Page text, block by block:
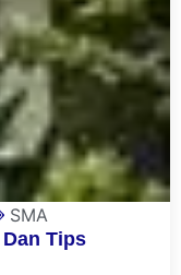
SMA
Tips